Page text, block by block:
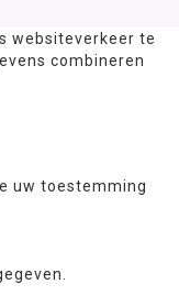
websiteverkeer te
combineren
uw toestemming